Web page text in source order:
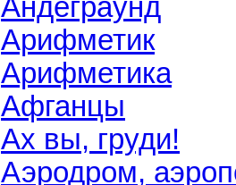
Андеграунд
Арифметик
Арифметика
Афганцы
Ах вы, груди!
Аэродром,